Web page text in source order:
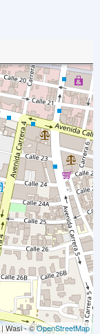
| Wasi - ©OpenStreetMap